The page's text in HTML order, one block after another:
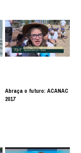
Abraça o futuro: ACANAC
2017